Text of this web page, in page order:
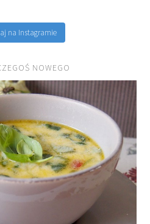
na Instagramie
NOWEGO